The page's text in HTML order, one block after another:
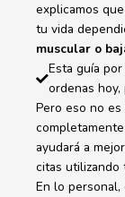
explicamos
tu vida
muscular o
Esta guía
ordenas hoy,
Pero eso no
ayudará a
citas utilizando
En lo